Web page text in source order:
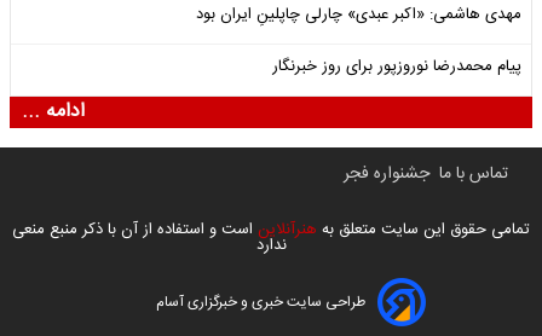
مهدی هاشمی: «اکبر عبدی» چارلی چاپلینِ ایران بود
پیام محمدرضا نوروزپور برای روز خبرنگار
ادامه ...
تماس با ما جشنواره فجر
تمامی حقوق این سایت متعلق به هنرآنلاین است و استفاده از آن با ذکر منبع منعی
ندارد
طراحی سایت خبری و خبرگزاری آسام